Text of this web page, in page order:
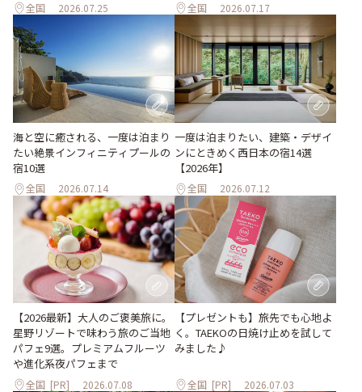
全国 2026.07.25 全国 2026.07.17
海と空に癒される、一度は泊まり
たい絶景インフィニティプールの
宿10選
全国 2026.07.14
一度は泊まりたい、建築・デザイ
ンにときめく西日本の宿14選
【2026年】
全国 2026.07.12
【2026最新】大人のご褒美旅に。
星野リゾートで味わう旅のご当地
パフェ9選。プレミアムフルーツ
や進化系夜パフェまで
全国 [PR] 2026.07.08
【プレゼントも】旅先でも心地よ
く。TAEKOの日焼け止めを試して
みました♪
全国 [PR] 2026.07.03